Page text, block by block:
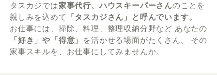
タスカジでは家事代行、ハウスキーパーさんのことを
親しみを込めて
「タスカジさん」と呼んでいます。
お仕事には、掃除、料理、整理収納分野など あなたの
「好き」や「得意」
を活かせる場面がたくさん。
その
家事スキルを、お仕事にしてみませんか。